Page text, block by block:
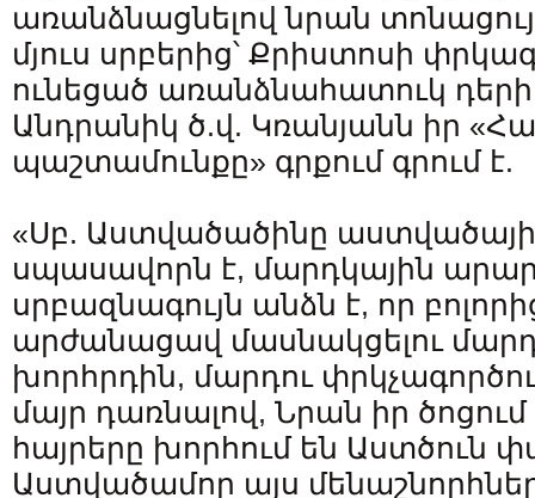
առանձնացնելով նրան
մյուս սրբերից՝ Քրիստոսի
ունեցած առանձնահատուկ դերի
Անդրանիկ ծ.վ. Կռանյանն իր
պաշտամունքը» գրքում գրում է.
«Սբ. Աստվածածինը
սպասավորն է, մարդկային
սրբազնագույն անձն է, որ
արժանացավ մասնակցելու
խորհրդին, մարդու
մայր դառնալով, Նրան իր
հայրերը խորհում են Աստծուն
Աստվածամոր այս